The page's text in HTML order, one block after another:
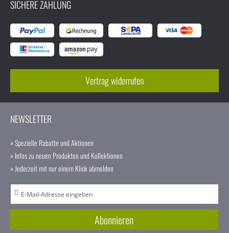
SICHERE ZAHLUNG
Vertrag widerrufen
NEWSLETTER
» Spezielle Rabatte und Aktionen
» Infos zu neuen Produkten und Kollektionen
» Jederzeit mit nur einem Klick abmelden
m
Abonnieren